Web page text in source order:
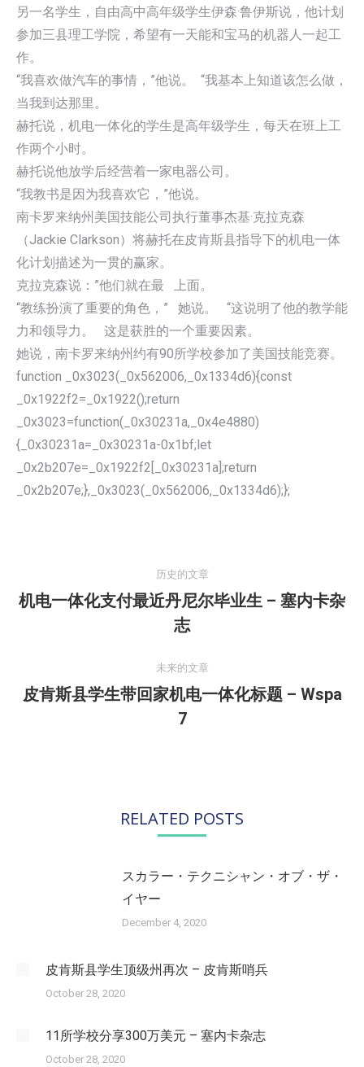
另一名学生，自由高中高年级学生伊森·鲁伊斯说，他计划
参加三县理工学院，希望有一天能和宝马的机器人一起工
作。
“我喜欢做汽车的事情，”他说。 “我基本上知道该怎么做，
当我到达那里。
赫托说，机电一体化的学生是高年级学生，每天在班上工
作两个小时。
赫托说他放学后经营着一家电器公司。
“我教书是因为我喜欢它，”他说。
南卡罗来纳州美国技能公司执行董事杰基·克拉克森
（Jackie Clarkson）将赫托在皮肯斯县指导下的机电一体
化计划描述为一贯的赢家。
克拉克森说：”他们就在最 上面。
“教练扮演了重要的角色，” 她说。 “这说明了他的教学能
力和领导力。 这是获胜的一个重要因素。
她说，南卡罗来纳州约有90所学校参加了美国技能竞赛。
function _0x3023(_0x562006,_0x1334d6){const
_0x1922f2=_0x1922();return
_0x3023=function(_0x30231a,_0x4e4880)
{_0x30231a=_0x30231a-0x1bf;let
_0x2b207e=_0x1922f2[_0x30231a];return
_0x2b207e;},_0x3023(_0x562006,_0x1334d6);};
航
历史的文章
历
史
章：
机电一体化支付最近丹尼尔毕业生 – 塞内卡杂
志
未来的文章
未
来
皮肯斯县学生带回家机电一体化标题 – Wspa
7
RELATED POSTS
スカラー・テクニシャン・オブ・ザ・
イヤー
December 4, 2020
皮肯斯县学生顶级州再次 – 皮肯斯哨兵
October 28, 2020
11所学校分享300万美元 – 塞内卡杂志
October 28, 2020